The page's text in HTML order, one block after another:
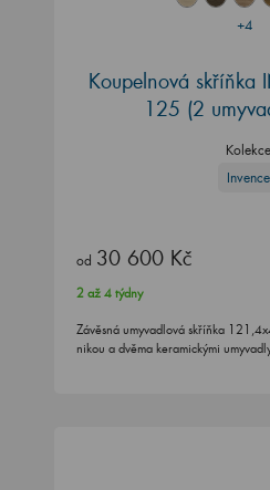
+4
Koupelnová skříňka
125 (2
Kolekce
Invence
od 30 600 Kč
2 až 4 týdny
Závěsná umyvadlová skříňka
nikou a dvěma keramickými